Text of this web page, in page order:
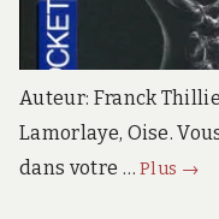
Auteur: Franck
Lamorlaye, Oise.
dans votre …Plus →